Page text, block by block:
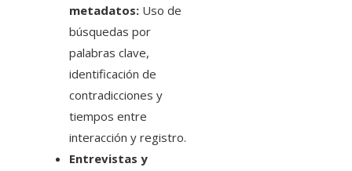
metadatos: Uso de
búsquedas por
palabras clave,
identificación de
contradicciones y
tiempos entre
interacción y registro.
Entrevistas y